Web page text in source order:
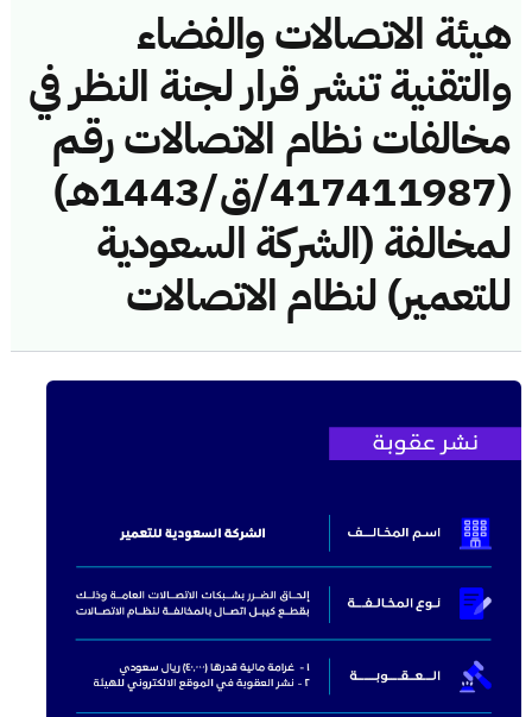
هيئة الاتصالات والفضاء
والتقنية تنشر قرار لجنة النظر في
مخالفات نظام الاتصالات رقم
(417411987/ق/1443هـ)
لمخالفة (الشركة السعودية
للتعمير) لنظام الاتصالات